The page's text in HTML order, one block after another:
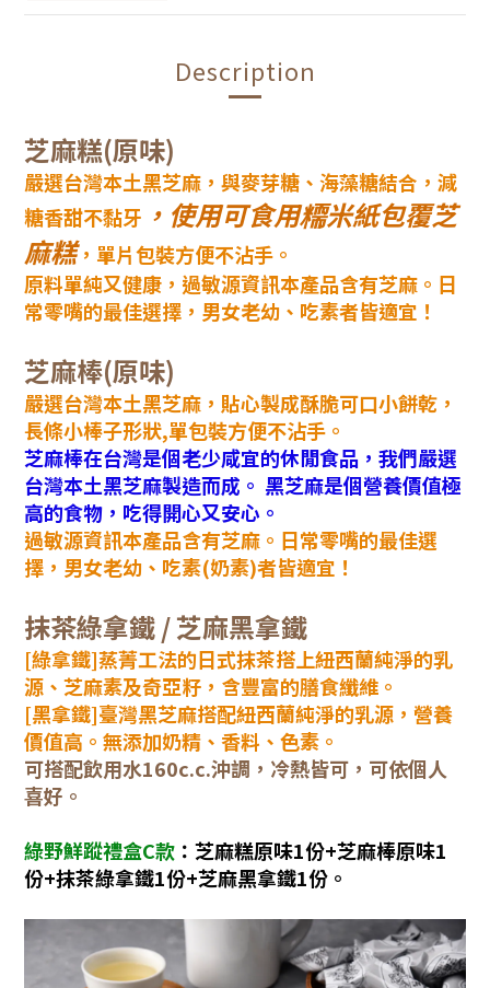
Description
芝麻糕(原味)
嚴選台灣本土黑芝麻，與麥芽糖、海藻糖結合，減
糖香甜不黏牙 ，使用可食用糥米紙包覆芝
麻糕，單片包裝方便不沾手。
原料單純又健康，過敏源資訊本產品含有芝麻。日
常零嘴的最佳選擇，男女老幼、吃素者皆適宜！
芝麻棒(原味)
嚴選台灣本土黑芝麻，貼心製成酥脆可口小餅乾，
長條小棒子形狀,單包裝方便不沾手。
芝麻棒在台灣是個老少咸宜的休閒食品，我們嚴選
台灣本土黑芝麻製造而成。 黑芝麻是個營養價值極
高的食物，吃得開心又安心。
過敏源資訊本產品含有芝麻。日常零嘴的最佳選
擇，男女老幼、吃素(奶素)者皆適宜！
抹茶綠拿鐵 / 芝麻黑拿鐵
[綠拿鐵]蒸菁工法的日式抹茶搭上紐西蘭純淨的乳
源、芝麻素及奇亞籽，含豐富的膳食纖維。
[黑拿鐵]臺灣黑芝麻搭配紐西蘭純淨的乳源，營養
價值高。無添加奶精、香料、色素。
可搭配飲用水160c.c.沖調，冷熱皆可，可依個人
喜好。
綠野鮮蹤禮盒C款 ： 芝麻糕原味1份+芝麻棒原味1
份+抹茶綠拿鐵1份+芝麻黑拿鐵1份。